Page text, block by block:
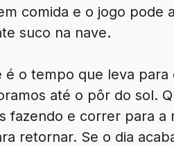
comida e o jogo pode
suco na nave.
é o tempo que leva
até o pôr do sol.
e correr para a
retornar. Se o dia